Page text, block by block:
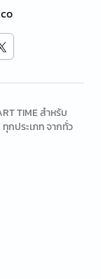
TIME สำหรับ
กประเภท จากทั่ว